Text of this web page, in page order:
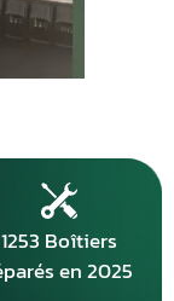
1253 Boîtiers
en 2025